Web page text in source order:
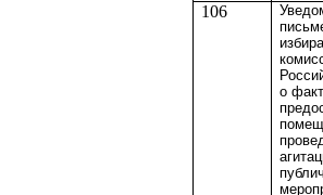
106
о